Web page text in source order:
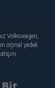
Volkswagen,
orjinal yedek